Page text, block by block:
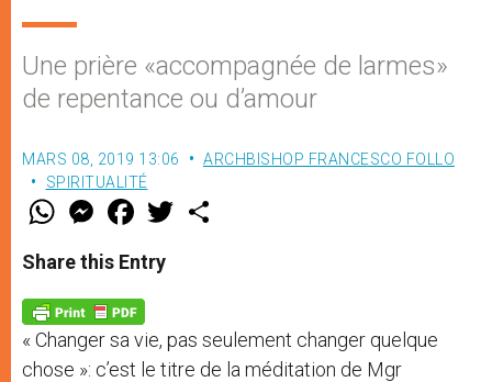
Une prière «accompagnée de larmes»
de repentance ou d’amour
MARS 08, 2019 13:06
ARCHBISHOP FRANCESCO FOLLO
SPIRITUALITÉ
W
t
s
p
p
M
e
s
e
g
e
r
F
a
e
b
o
k
w
Share this Entry
« Changer sa vie, pas seulement changer quelque
chose »: c’est le titre de la méditation de Mgr